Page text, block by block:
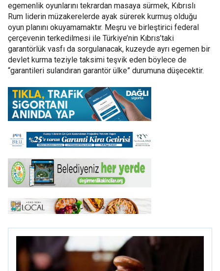
egemenlik oyunlarını tekrardan masaya sürmek, Kıbrıslı
Rum liderin müzakerelerde ayak sürerek kurmuş olduğu
oyun planını okuyamamaktır. Meşru ve birleştirici federal
çerçevenin terkedilmesi ile Türkiye’nin Kıbrıs’taki
garantörlük vasfı da sorgulanacak, kuzeyde ayrı egemen bir
devlet kurma teziyle taksimi teşvik eden böylece de
“garantileri sulandıran garantör ülke” durumuna düşecektir.